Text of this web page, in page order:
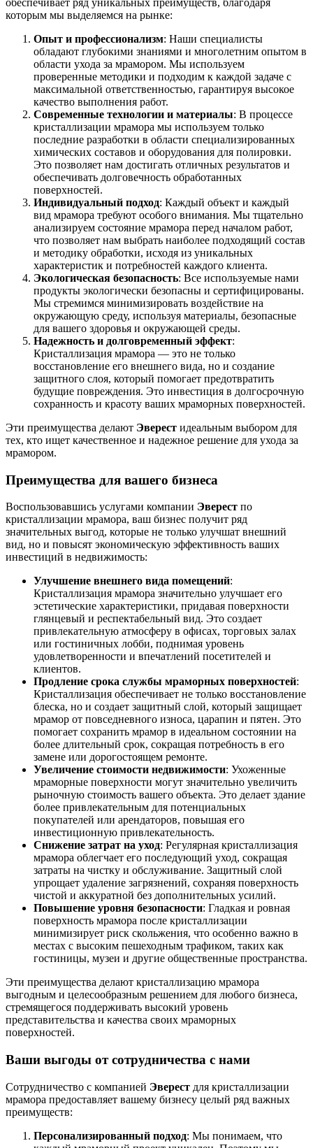
обеспечивает ряд уникальных преимуществ, благодаря
которым мы выделяемся на рынке:
Опыт и профессионализм: Наши специалисты
обладают глубокими знаниями и многолетним опытом в
области ухода за мрамором. Мы используем
проверенные методики и подходим к каждой задаче с
максимальной ответственностью, гарантируя высокое
качество выполнения работ.
Современные технологии и материалы: В процессе
кристаллизации мрамора мы используем только
последние разработки в области специализированных
химических составов и оборудования для полировки.
Это позволяет нам достигать отличных результатов и
обеспечивать долговечность обработанных
поверхностей.
Индивидуальный подход: Каждый объект и каждый
вид мрамора требуют особого внимания. Мы тщательно
анализируем состояние мрамора перед началом работ,
что позволяет нам выбрать наиболее подходящий состав
и методику обработки, исходя из уникальных
характеристик и потребностей каждого клиента.
Экологическая безопасность: Все используемые нами
продукты экологически безопасны и сертифицированы.
Мы стремимся минимизировать воздействие на
окружающую среду, используя материалы, безопасные
для вашего здоровья и окружающей среды.
Надежность и долговременный эффект:
Кристаллизация мрамора — это не только
восстановление его внешнего вида, но и создание
защитного слоя, который помогает предотвратить
будущие повреждения. Это инвестиция в долгосрочную
сохранность и красоту ваших мраморных поверхностей.
Эти преимущества делают Эверест идеальным выбором для
тех, кто ищет качественное и надежное решение для ухода за
мрамором.
Преимущества для вашего бизнеса
Воспользовавшись услугами компании Эверест по
кристаллизации мрамора, ваш бизнес получит ряд
значительных выгод, которые не только улучшат внешний
вид, но и повысят экономическую эффективность ваших
инвестиций в недвижимость:
Улучшение внешнего вида помещений:
Кристаллизация мрамора значительно улучшает его
эстетические характеристики, придавая поверхности
глянцевый и респектабельный вид. Это создает
привлекательную атмосферу в офисах, торговых залах
или гостиничных лобби, поднимая уровень
удовлетворенности и впечатлений посетителей и
клиентов.
Продление срока службы мраморных поверхностей:
Кристаллизация обеспечивает не только восстановление
блеска, но и создает защитный слой, который защищает
мрамор от повседневного износа, царапин и пятен. Это
помогает сохранить мрамор в идеальном состоянии на
более длительный срок, сокращая потребность в его
замене или дорогостоящем ремонте.
Увеличение стоимости недвижимости: Ухоженные
мраморные поверхности могут значительно увеличить
рыночную стоимость вашего объекта. Это делает здание
более привлекательным для потенциальных
покупателей или арендаторов, повышая его
инвестиционную привлекательность.
Снижение затрат на уход: Регулярная кристаллизация
мрамора облегчает его последующий уход, сокращая
затраты на чистку и обслуживание. Защитный слой
упрощает удаление загрязнений, сохраняя поверхность
чистой и аккуратной без дополнительных усилий.
Повышение уровня безопасности: Гладкая и ровная
поверхность мрамора после кристаллизации
минимизирует риск скольжения, что особенно важно в
местах с высоким пешеходным трафиком, таких как
гостиницы, музеи и другие общественные пространства.
Эти преимущества делают кристаллизацию мрамора
выгодным и целесообразным решением для любого бизнеса,
стремящегося поддерживать высокий уровень
представительства и качества своих мраморных
поверхностей.
Ваши выгоды от сотрудничества с нами
Сотрудничество с компанией Эверест для кристаллизации
мрамора предоставляет вашему бизнесу целый ряд важных
преимуществ:
Персонализированный подход: Мы понимаем, что